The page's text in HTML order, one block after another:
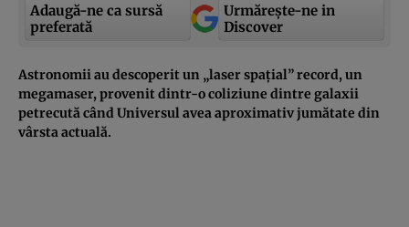
Adaugă-ne ca sursă
preferată
Urmărește-ne in
Discover
Astronomii au descoperit un „laser spațial” record, un
megamaser, provenit dintr-o coliziune dintre galaxii
petrecută când Universul avea aproximativ jumătate din
vârsta actuală.